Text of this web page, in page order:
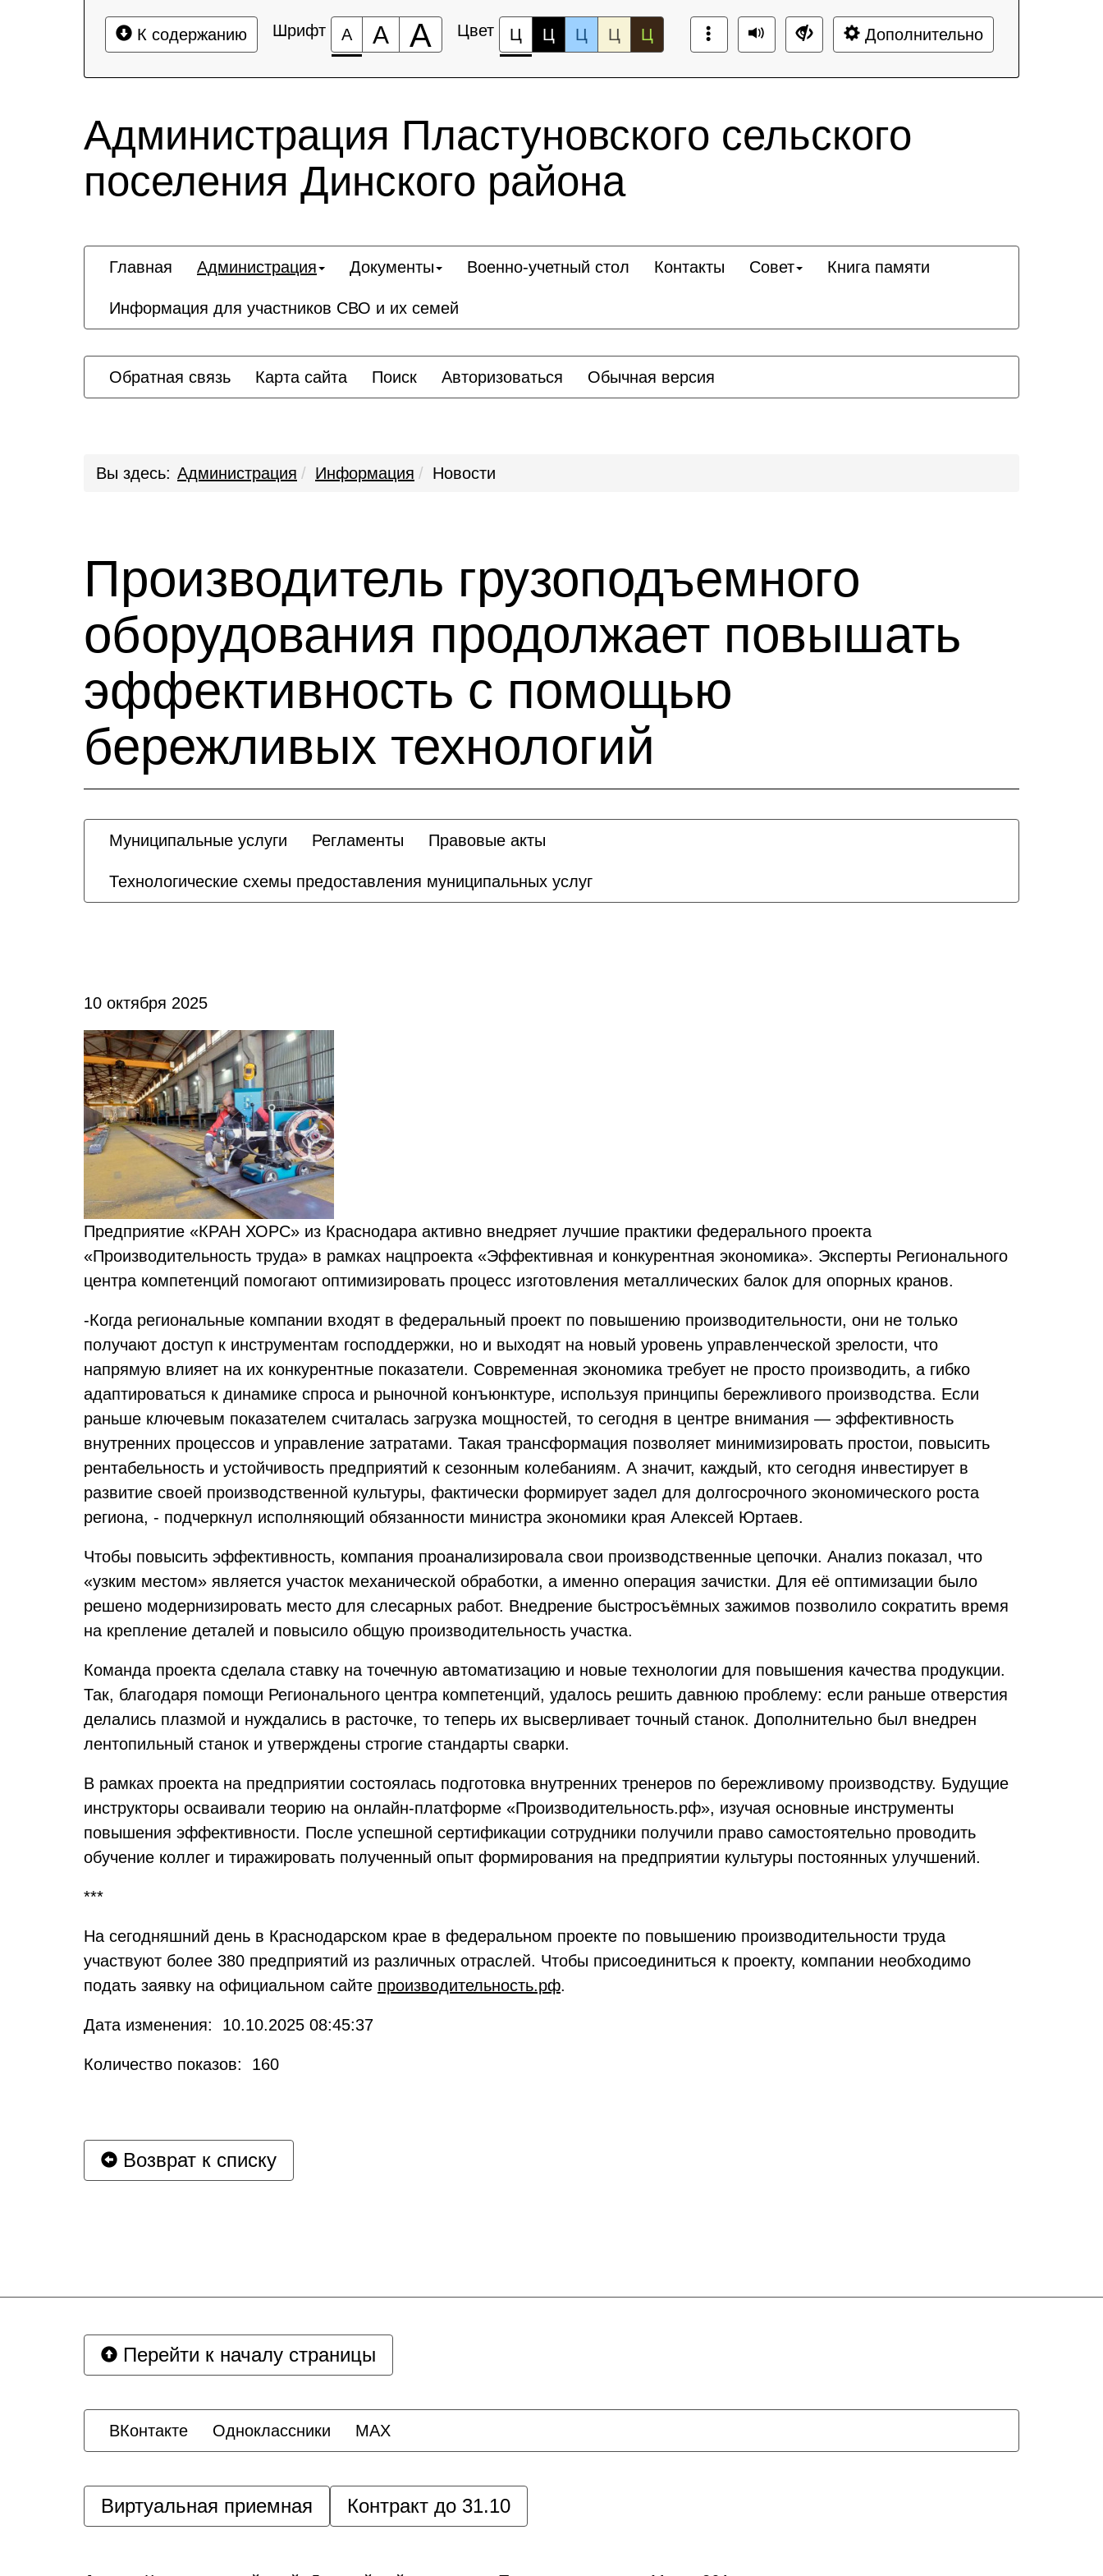
К содержанию Шрифт А А А Цвет Ц Ц Ц Ц Ц Дополнительно
Администрация Пластуновского сельского
поселения Динского района
Главная Администрация Документы Военно-учетный стол Контакты Совет Книга памяти
Информация для участников СВО и их семей
Обратная связь Карта сайта Поиск Авторизоваться Обычная версия
Вы здесь: Администрация Информация Новости
Производитель грузоподъемного
оборудования продолжает повышать
эффективность с помощью
бережливых технологий
Муниципальные услуги Регламенты Правовые акты
Технологические схемы предоставления муниципальных услуг
10 октября 2025
Предприятие «КРАН ХОРС» из Краснодара активно внедряет лучшие практики федерального проекта
«Производительность труда» в рамках нацпроекта «Эффективная и конкурентная экономика». Эксперты Регионального
центра компетенций помогают оптимизировать процесс изготовления металлических балок для опорных кранов.
-Когда региональные компании входят в федеральный проект по повышению производительности, они не только
получают доступ к инструментам господдержки, но и выходят на новый уровень управленческой зрелости, что
напрямую влияет на их конкурентные показатели. Современная экономика требует не просто производить, а гибко
адаптироваться к динамике спроса и рыночной конъюнктуре, используя принципы бережливого производства. Если
раньше ключевым показателем считалась загрузка мощностей, то сегодня в центре внимания — эффективность
внутренних процессов и управление затратами. Такая трансформация позволяет минимизировать простои, повысить
рентабельность и устойчивость предприятий к сезонным колебаниям. А значит, каждый, кто сегодня инвестирует в
развитие своей производственной культуры, фактически формирует задел для долгосрочного экономического роста
региона, - подчеркнул исполняющий обязанности министра экономики края Алексей Юртаев.
Чтобы повысить эффективность, компания проанализировала свои производственные цепочки. Анализ показал, что
«узким местом» является участок механической обработки, а именно операция зачистки. Для её оптимизации было
решено модернизировать место для слесарных работ. Внедрение быстросъёмных зажимов позволило сократить время
на крепление деталей и повысило общую производительность участка.
Команда проекта сделала ставку на точечную автоматизацию и новые технологии для повышения качества продукции.
Так, благодаря помощи Регионального центра компетенций, удалось решить давнюю проблему: если раньше отверстия
делались плазмой и нуждались в расточке, то теперь их высверливает точный станок. Дополнительно был внедрен
лентопильный станок и утверждены строгие стандарты сварки.
В рамках проекта на предприятии состоялась подготовка внутренних тренеров по бережливому производству. Будущие
инструкторы осваивали теорию на онлайн-платформе «Производительность.рф», изучая основные инструменты
повышения эффективности. После успешной сертификации сотрудники получили право самостоятельно проводить
обучение коллег и тиражировать полученный опыт формирования на предприятии культуры постоянных улучшений.
***
На сегодняшний день в Краснодарском крае в федеральном проекте по повышению производительности труда
участвуют более 380 предприятий из различных отраслей. Чтобы присоединиться к проекту, компании необходимо
подать заявку на официальном сайте производительность.рф.
Дата изменения: 10.10.2025 08:45:37
Количество показов: 160
Возврат к списку
Перейти к началу страницы
ВКонтакте Одноклассники MAX
Виртуальная приемная Контракт до 31.10